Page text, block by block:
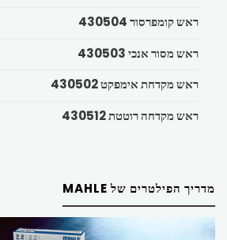
ראש קומפרסור 430504
ראש מסור אנכי 430503
ראש מקדחת אימפקט 430502
ראש מקדחה רוטטת 430512
מדריך הפילטרים של MAHLE